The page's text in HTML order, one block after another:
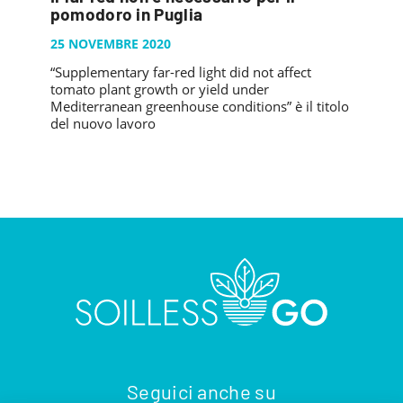
SYSMAN PROGETTI & SERVIZI SRL
TASK 3.6
TASK 3.7
TASK 3.8
TASK 3.9
PUBBLICAZIONI
ARTICOLO DELLA SETTIMANA
TESI DI LAUREA
GALLERY
FOTO GALLERY
VIDEO GALLERY
CONTATTI
pomodoro in Puglia
25 NOVEMBRE 2020
“Supplementary far-red light did not affect
tomato plant growth or yield under
Mediterranean greenhouse conditions” è il titolo
del nuovo lavoro
Seguici anche su